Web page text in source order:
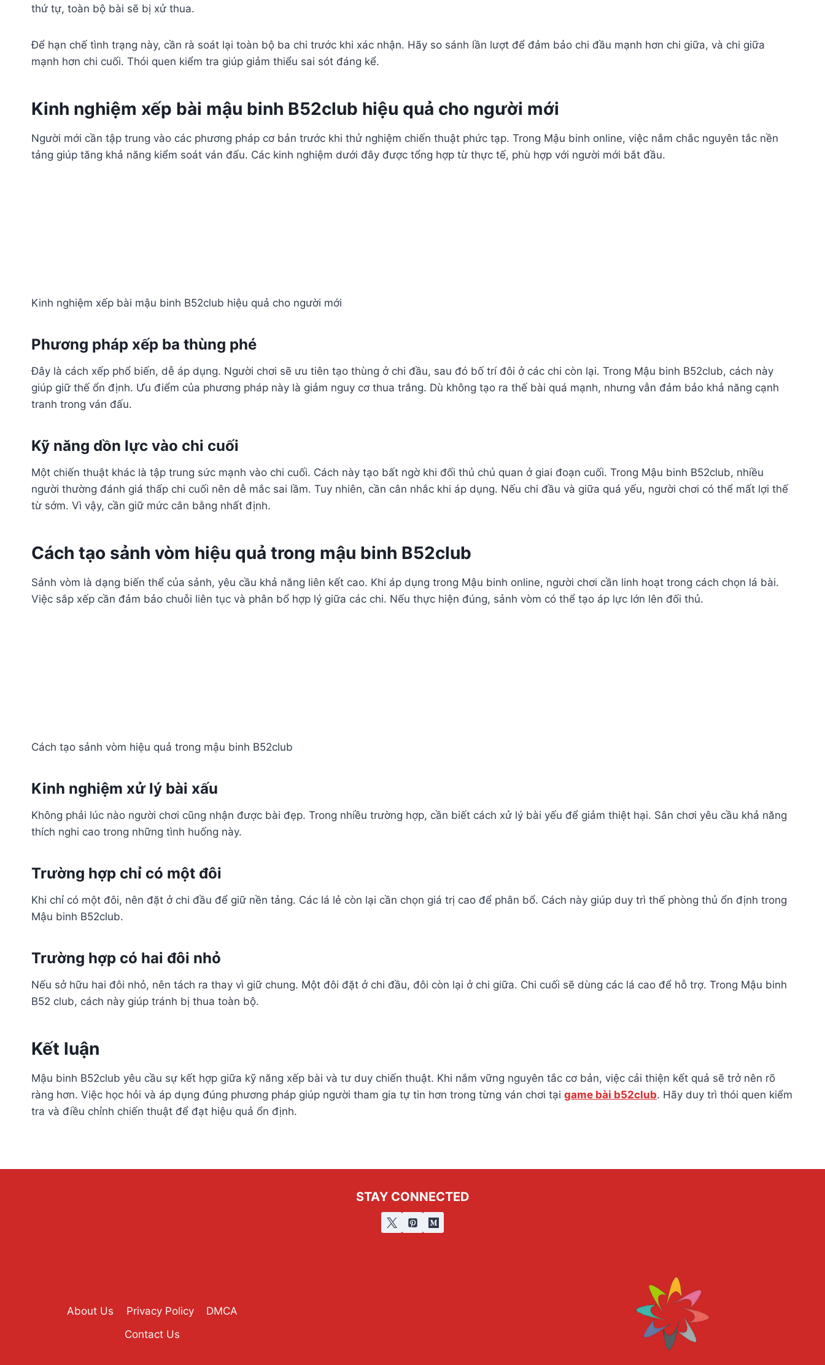
thứ tự, toàn bộ bài sẽ bị xử thua.
Để hạn chế tình trạng này, cần rà soát lại toàn bộ ba chi trước khi xác nhận. Hãy so sánh lần lượt để đảm bảo chi đầu mạnh hơn chi giữa, và chi giữa
mạnh hơn chi cuối. Thói quen kiểm tra giúp giảm thiểu sai sót đáng kể.
Kinh nghiệm xếp bài mậu binh B52club hiệu quả cho người mới
Người mới cần tập trung vào các phương pháp cơ bản trước khi thử nghiệm chiến thuật phức tạp. Trong Mậu binh online, việc nắm chắc nguyên tắc nền
tảng giúp tăng khả năng kiểm soát ván đấu. Các kinh nghiệm dưới đây được tổng hợp từ thực tế, phù hợp với người mới bắt đầu.
Kinh nghiệm xếp bài mậu binh B52club hiệu quả cho người mới
Phương pháp xếp ba thùng phé
Đây là cách xếp phổ biến, dễ áp dụng. Người chơi sẽ ưu tiên tạo thùng ở chi đầu, sau đó bố trí đôi ở các chi còn lại. Trong Mậu binh B52club, cách này
giúp giữ thế ổn định. Ưu điểm của phương pháp này là giảm nguy cơ thua trắng. Dù không tạo ra thế bài quá mạnh, nhưng vẫn đảm bảo khả năng cạnh
tranh trong ván đấu.
Kỹ năng dồn lực vào chi cuối
Một chiến thuật khác là tập trung sức mạnh vào chi cuối. Cách này tạo bất ngờ khi đối thủ chủ quan ở giai đoạn cuối. Trong Mậu binh B52club, nhiều
người thường đánh giá thấp chi cuối nên dễ mắc sai lầm. Tuy nhiên, cần cân nhắc khi áp dụng. Nếu chi đầu và giữa quá yếu, người chơi có thể mất lợi thế
từ sớm. Vì vậy, cần giữ mức cân bằng nhất định.
Cách tạo sảnh vòm hiệu quả trong mậu binh B52club
Sảnh vòm là dạng biến thể của sảnh, yêu cầu khả năng liên kết cao. Khi áp dụng trong Mậu binh online, người chơi cần linh hoạt trong cách chọn lá bài.
Việc sắp xếp cần đảm bảo chuỗi liên tục và phân bổ hợp lý giữa các chi. Nếu thực hiện đúng, sảnh vòm có thể tạo áp lực lớn lên đối thủ.
Cách tạo sảnh vòm hiệu quả trong mậu binh B52club
Kinh nghiệm xử lý bài xấu
Không phải lúc nào người chơi cũng nhận được bài đẹp. Trong nhiều trường hợp, cần biết cách xử lý bài yếu để giảm thiệt hại. Sân chơi yêu cầu khả năng
thích nghi cao trong những tình huống này.
Trường hợp chỉ có một đôi
Khi chỉ có một đôi, nên đặt ở chi đầu để giữ nền tảng. Các lá lẻ còn lại cần chọn giá trị cao để phân bổ. Cách này giúp duy trì thế phòng thủ ổn định trong
Mậu binh B52club.
Trường hợp có hai đôi nhỏ
Nếu sở hữu hai đôi nhỏ, nên tách ra thay vì giữ chung. Một đôi đặt ở chi đầu, đôi còn lại ở chi giữa. Chi cuối sẽ dùng các lá cao để hỗ trợ. Trong Mậu binh
B52 club, cách này giúp tránh bị thua toàn bộ.
Kết luận
Mậu binh B52club yêu cầu sự kết hợp giữa kỹ năng xếp bài và tư duy chiến thuật. Khi nắm vững nguyên tắc cơ bản, việc cải thiện kết quả sẽ trở nên rõ
ràng hơn. Việc học hỏi và áp dụng đúng phương pháp giúp người tham gia tự tin hơn trong từng ván chơi tại game bài b52club. Hãy duy trì thói quen kiểm
tra và điều chỉnh chiến thuật để đạt hiệu quả ổn định.
STAY CONNECTED
About Us Privacy Policy
DMCA
Contact Us